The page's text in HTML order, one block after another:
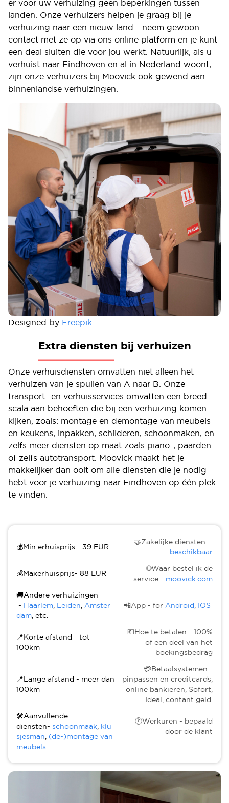
er voor uw verhuizing geen beperkingen tussen
landen. Onze verhuizers helpen je graag bij je
verhuizing naar een nieuw land - neem gewoon
contact met ze op via ons online platform en je kunt
een deal sluiten die voor jou werkt. Natuurlijk, als u
verhuist naar Eindhoven en al in Nederland woont,
zijn onze verhuizers bij Moovick ook gewend aan
binnenlandse verhuizingen.
Designed by Freepik
Extra diensten bij verhuizen
Onze verhuisdiensten omvatten niet alleen het
verhuizen van je spullen van A naar B. Onze
transport- en verhuisservices omvatten een breed
scala aan behoeften die bij een verhuizing komen
kijken, zoals: montage en demontage van meubels
en keukens, inpakken, schilderen, schoonmaken, en
zelfs meer diensten op maat zoals piano-, paarden-
of zelfs autotransport. Moovick maakt het je
makkelijker dan ooit om alle diensten die je nodig
hebt voor je verhuizing naar Eindhoven op één plek
te vinden.
💰Min erhuisprijs - 39 EUR
🤝Zakelijke diensten -
beschikbaar
💰Maxerhuisprijs- 88 EUR
🌐Waar bestel ik de
service - moovick.com
🚚Andere verhuizingen
- Haarlem Leiden Amster
dam , etc.
📲App - for Android IOS
📍Korte afstand - tot
100km
💶Hoe te betalen - 100%
of een deel van het
boekingsbedrag
📍Lange afstand - meer dan
100km
💳Betaalsystemen -
pinpassen en creditcards,
online bankieren, Sofort,
Ideal, contant geld.
🛠Aanvullende
diensten- schoonmaak klu
sjesman (de-)montage van
meubels
🕐Werkuren - bepaald
door de klant